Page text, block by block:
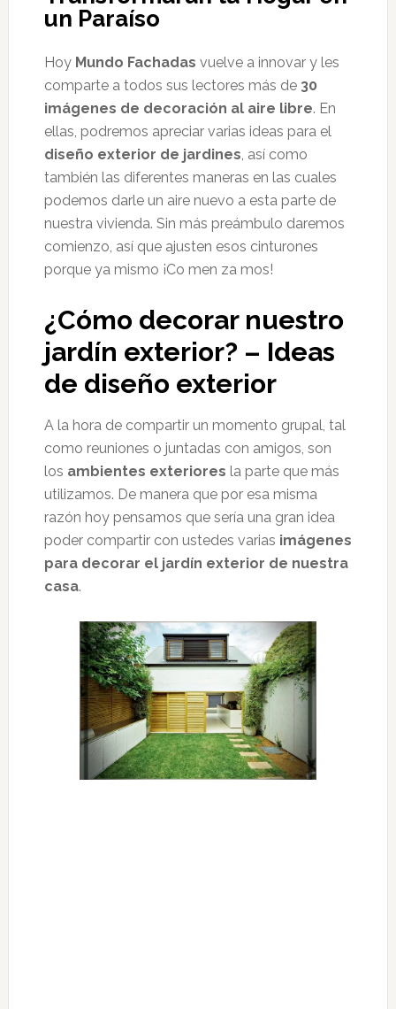
un Paraíso
Hoy Mundo Fachadas vuelve a innovar y les
comparte a todos sus lectores más de 30
imágenes de decoración al aire libre. En
ellas, podremos apreciar varias ideas para el
diseño exterior de jardines, así como
también las diferentes maneras en las cuales
podemos darle un aire nuevo a esta parte de
nuestra vivienda. Sin más preámbulo daremos
comienzo, así que ajusten esos cinturones
porque ya mismo ¡Co men za mos!
¿Cómo decorar nuestro
jardín exterior? – Ideas
de diseño exterior
A la hora de compartir un momento grupal, tal
como reuniones o juntadas con amigos, son
los ambientes exteriores la parte que más
utilizamos. De manera que por esa misma
razón hoy pensamos que sería una gran idea
poder compartir con ustedes varias imágenes
para decorar el jardín exterior de nuestra
casa.